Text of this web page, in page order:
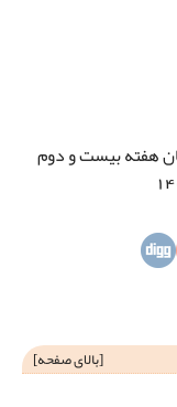
هفته بیست و دوم
[بالای صفحه]